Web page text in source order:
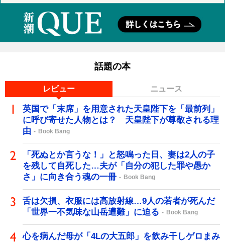
話題の本
レビュー ニュース
英国で「末席」を用意された天皇陛下を「最前列」
に呼び寄せた人物とは？ 天皇陛下が尊敬される理
由
Book Bang
「死ぬとか言うな！」と怒鳴った日、妻は2人の子
を残して自死した…夫が「自分の犯した罪や愚か
さ」に向き合う魂の一冊
Book Bang
舌は欠損、衣服には高放射線…9人の若者が死んだ
「世界一不気味な山岳遭難」に迫る
Book Bang
心を病んだ母が「4Lの大五郎」を飲み干しゲロまみ